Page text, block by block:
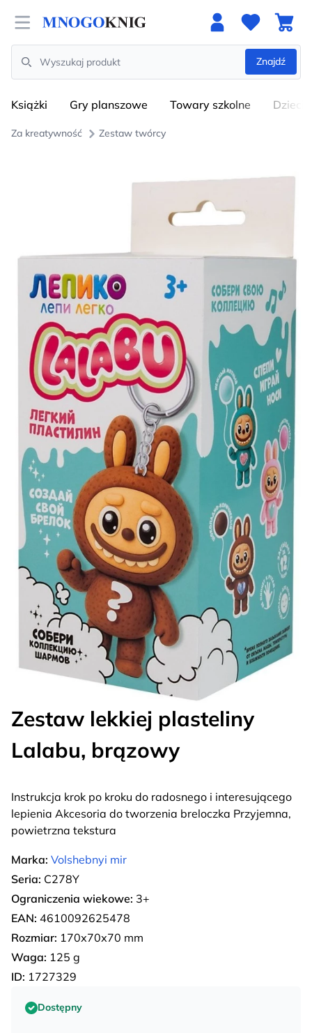
Open menu
Search
Znajdź
Książki Gry planszowe Towary szkolne
Za kreatywność Zestaw twórcy
Zestaw lekkiej plasteliny
Lalabu, brązowy
Instrukcja krok po kroku do radosnego i interesującego
lepienia Akcesoria do tworzenia breloczka Przyjemna,
powietrzna tekstura
Marka: Volshebnyi mir
Seria: C278Y
Ograniczenia wiekowe: 3+
EAN: 4610092625478
Rozmiar: 170х70х70 mm
Waga: 125 g
ID: 1727329
Dostępny